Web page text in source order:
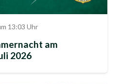
13:03 Uhr
am
2026